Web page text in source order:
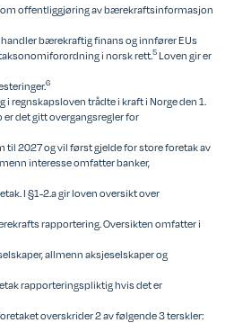
om offentliggjøring av bærekraftsinformasjon
bærekraftig finans og innfører EUs
i norsk rett.5Loven gir er
6
regnskapsloven trådte i kraft i Norge den 1.
det gitt overgangsregler for
til 2027 og vil først gjelde for store foretak av
interesse omfatter banker,
I §1-2.a gir loven oversikt over
rapportering. Oversikten omfatter i
allmenn aksjeselskaper og
rapporteringspliktig hvis det er
overskrider 2 av følgende 3 terskler: